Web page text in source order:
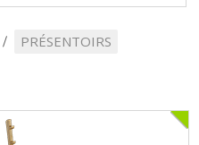
PRÉSENTOIRS